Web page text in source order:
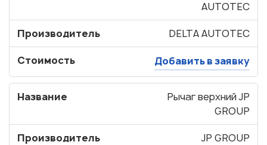
AUTOTEC
Производитель DELTA AUTOTEC
Стоимость Добавить в заявку
Название
Рычаг верхний JP
GROUP
Производитель JP GROUP